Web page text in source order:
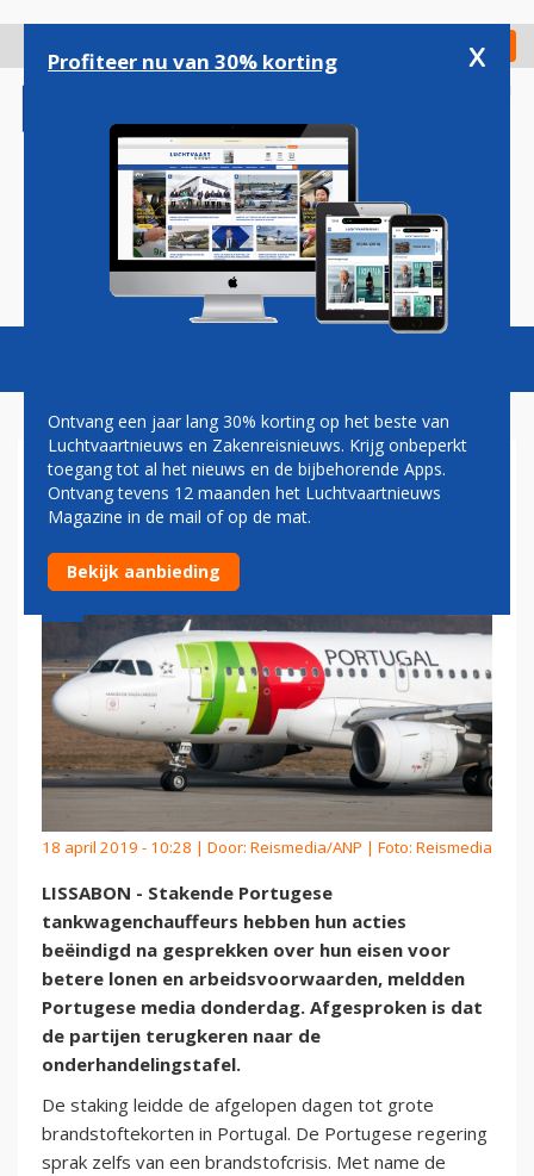
gaan
Check in
Magazine Podcasts Vacatures
BRANDSTOFCRISIS
PORTUGAL VOORBIJ
18 april 2019 - 10:28 | Door: Reismedia/ANP | Foto: Reismedia
LISSABON - Stakende Portugese
tankwagenchauffeurs hebben hun acties
beëindigd na gesprekken over hun eisen voor
betere lonen en arbeidsvoorwaarden, meldden
Portugese media donderdag. Afgesproken is dat
de partijen terugkeren naar de
onderhandelingstafel.
De staking leidde de afgelopen dagen tot grote
brandstoftekorten in Portugal. De Portugese regering
sprak zelfs van een brandstofcrisis. Met name de
Profiteer nu van 30% korting x
Ontvang een jaar lang 30% korting op het beste van
Luchtvaartnieuws en Zakenreisnieuws. Krijg onbeperkt
toegang tot al het nieuws en de bijbehorende Apps.
Ontvang tevens 12 maanden het Luchtvaartnieuws
Magazine in de mail of op de mat.
Bekijk aanbieding